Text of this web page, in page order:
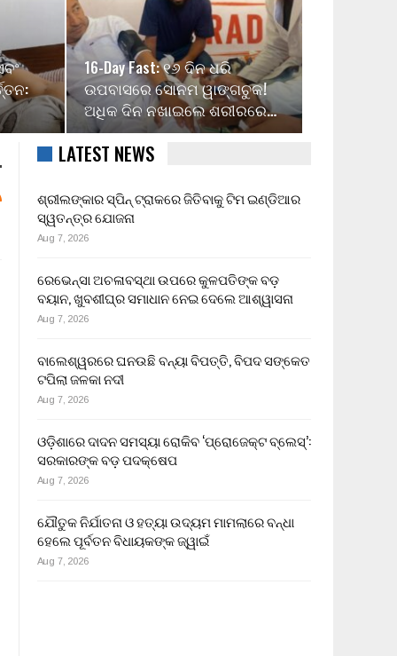
16-Day Fast: ୧୬ ଦିନ ଧରି
ଉପବାସରେ ସୋନମ ୱାଙ୍ଗଚୁକ!
ଅଧିକ ଦିନ ନଖାଇଲେ ଶରୀରରେ…
LATEST NEWS
ଶ୍ରୀଲଙ୍କାର ସ୍ପିନ୍ ଟ୍ରାକରେ ଜିତିବାକୁ ଟିମ ଇଣ୍ଡିଆର
ସ୍ୱତନ୍ତ୍ର ଯୋଜନା
Aug 7, 2026
ରେଭେନ୍ସା ଅଚଳାବସ୍ଥା ଉପରେ କୁଳପତିଙ୍କ ବଡ଼
ବୟାନ, ଖୁବଶୀଘ୍ର ସମାଧାନ ନେଇ ଦେଲେ ଆଶ୍ୱାସନା
Aug 7, 2026
ବାଲେଶ୍ୱରରେ ଘନଉଛି ବନ୍ୟା ବିପତ୍ତି, ବିପଦ ସଙ୍କେତ
ଟପିଲା ଜଳକା ନଦୀ
Aug 7, 2026
ଓଡ଼ିଶାରେ ଦାଦନ ସମସ୍ୟା ରୋକିବ ‘ପ୍ରୋଜେକ୍ଟ ବ୍ଲେସ୍’:
ସରକାରଙ୍କ ବଡ଼ ପଦକ୍ଷେପ
Aug 7, 2026
ଯୌତୁକ ନିର୍ଯାତନା ଓ ହତ୍ୟା ଉଦ୍ୟମ ମାମଲାରେ ବନ୍ଧା
ହେଲେ ପୂର୍ବତନ ବିଧାୟକଙ୍କ ଜ୍ୱାଇଁ
Aug 7, 2026